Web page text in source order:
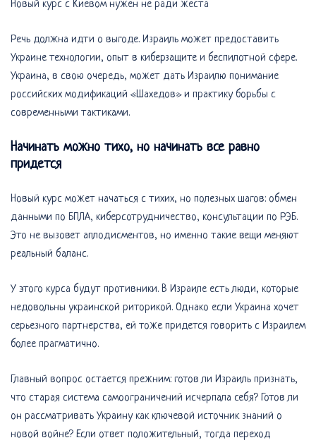
Новый курс с Киевом нужен не ради жеста
Речь должна идти о выгоде. Израиль может предоставить
Украине технологии, опыт в киберзащите и беспилотной сфере.
Украина, в свою очередь, может дать Израилю понимание
российских модификаций «Шахедов» и практику борьбы с
современными тактиками.
Начинать можно тихо, но начинать все равно
придется
Новый курс может начаться с тихих, но полезных шагов: обмен
данными по БПЛА, киберсотрудничество, консультации по РЭБ.
Это не вызовет аплодисментов, но именно такие вещи меняют
реальный баланс.
У этого курса будут противники. В Израиле есть люди, которые
недовольны украинской риторикой. Однако если Украина хочет
серьезного партнерства, ей тоже придется говорить с Израилем
более прагматично.
Главный вопрос остается прежним: готов ли Израиль признать,
что старая система самоограничений исчерпала себя? Готов ли
он рассматривать Украину как ключевой источник знаний о
новой войне? Если ответ положительный, тогда переход